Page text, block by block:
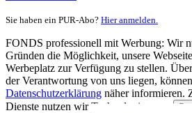
Sie haben ein PUR-Abo? Hier anmelden.
FONDS professionell mit Werbung: Wir
Gründen die Möglichkeit, unsere
Werbeplatz zur Verfügung zu stellen.
der Verantwortung von uns liegen,
Datenschutzerklärung näher informieren.
Dienste nutzen wir Technologien von